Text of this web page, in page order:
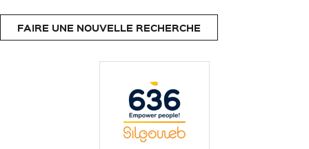
FAIRE UNE NOUVELLE RECHERCHE